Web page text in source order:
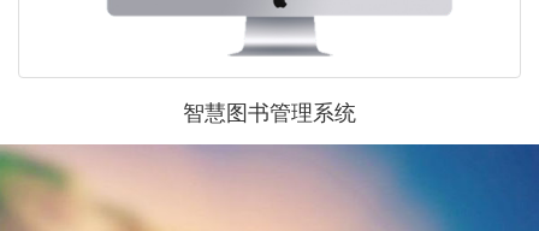
智慧图书管理系统